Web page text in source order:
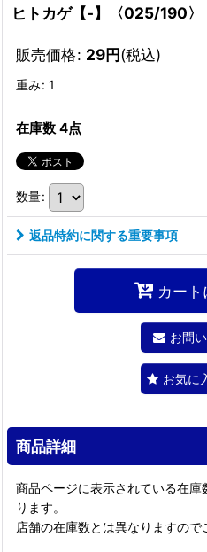
ヒトカゲ【-】〈025/190〉
販売価格: 29円(税込)
重み: 1
在庫数 4点
数量:
返品特約に関する重要事項
カート
お問
お気に
商品詳細
商品ページに表示されている在
ります。
店舗の在庫数とは異なりますので